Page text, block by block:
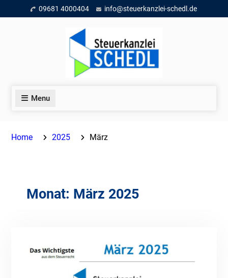
to
09681 4000404 info@steuerkanzlei-schedl.de
Menu
Home 2025 März
Monat: März 2025